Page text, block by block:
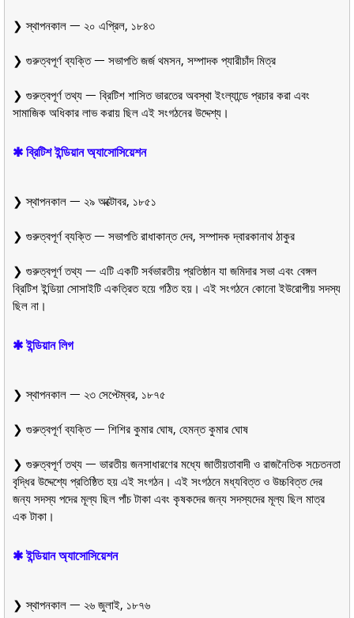
❯ স্থাপনকাল ᅳ ২০ এপ্রিল, ১৮৪৩
❯ গুরুত্বপূর্ণ ব্যক্তি ᅳ সভাপতি জর্জ থমসন, সম্পাদক প্যারীচাঁদ মিত্র
❯ গুরুত্বপূর্ণ তথ্য ᅳ ব্রিটিশ শাসিত ভারতের অবস্থা ইংল্যান্ডে প্রচার করা এবং
সামাজিক অধিকার লাভ করায় ছিল এই সংগঠনের উদ্দেশ্য।
✱ ব্রিটিশ ইন্ডিয়ান অ্যাসোসিয়েশন
❯ স্থাপনকাল ᅳ ২৯ অক্টোবর, ১৮৫১
❯ গুরুত্বপূর্ণ ব্যক্তি ᅳ সভাপতি রাধাকান্ত দেব, সম্পাদক দ্বারকানাথ ঠাকুর
❯ গুরুত্বপূর্ণ তথ্য ᅳ এটি একটি সর্বভারতীয় প্রতিষ্ঠান যা জমিদার সভা এবং বেঙ্গল
ব্রিটিশ ইন্ডিয়া সোসাইটি একত্রিত হয়ে গঠিত হয়। এই সংগঠনে কোনো ইউরোপীয় সদস্য
ছিল না।
✱ ইন্ডিয়ান লিগ
❯ স্থাপনকাল ᅳ ২৩ সেপ্টেম্বর, ১৮৭৫
❯ গুরুত্বপূর্ণ ব্যক্তি ᅳ শিশির কুমার ঘোষ, হেমন্ত কুমার ঘোষ
❯ গুরুত্বপূর্ণ তথ্য ᅳ ভারতীয় জনসাধারণের মধ্যে জাতীয়তাবাদী ও রাজনৈতিক সচেতনতা
বৃদ্ধির উদ্দেশ্যে প্রতিষ্ঠিত হয় এই সংগঠন। এই সংগঠনে মধ্যবিত্ত ও উচ্চবিত্ত দের
জন্য সদস্য পদের মূল্য ছিল পাঁচ টাকা এবং কৃষকদের জন্য সদস্যদের মূল্য ছিল মাত্র
এক টাকা।
✱ ইন্ডিয়ান অ্যাসোসিয়েশন
❯ স্থাপনকাল ᅳ ২৬ জুলাই, ১৮৭৬